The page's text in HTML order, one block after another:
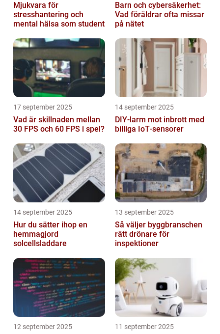
Mjukvara för
stresshantering och
mental hälsa som student
Barn och cybersäkerhet:
Vad föräldrar ofta missar
på nätet
17 september 2025
Vad är skillnaden mellan
30 FPS och 60 FPS i spel?
14 september 2025
DIY‑larm mot inbrott med
billiga IoT‑sensorer
14 september 2025
Hur du sätter ihop en
hemmagjord
solcellsladdare
13 september 2025
Så väljer byggbranschen
rätt drönare för
inspektioner
12 september 2025 11 september 2025